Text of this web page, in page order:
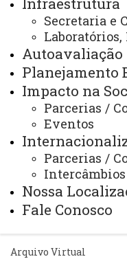
Secretaria e
Autoavaliação
Planejamento
Impacto na
Parcerias /
Eventos
Parcerias /
Intercâmbios
Nossa
Fale Conosco
E-
Você está aqui:
PPGSS - Mestrado
Editais
Alunos
ACESSE
Arquivo Virtual